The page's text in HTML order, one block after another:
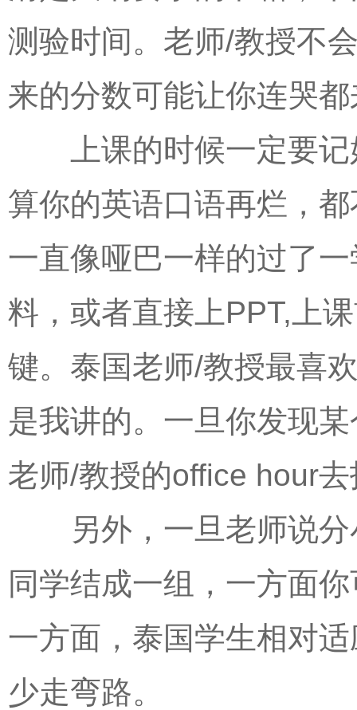
测验时间。老师/教授不
来的分数可能让你连哭
上课的时候一定要记
算你的英语口语再烂，
一直像哑巴一样的过了
料，或者直接上PPT,上
键。泰国老师/教授最喜
是我讲的。一旦你发现
老师/教授的office hour
另外，一旦老师说分
同学结成一组，一方面
一方面，泰国学生相对
少走弯路。